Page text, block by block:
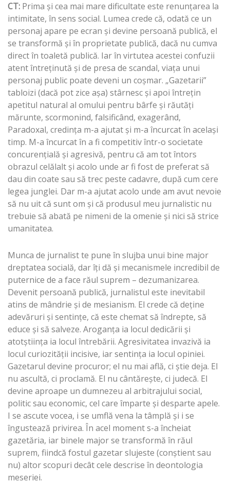
CT: Prima şi cea mai mare dificultate este renunţarea la
intimitate, în sens social. Lumea crede că, odată ce un
personaj apare pe ecran şi devine persoană publică, el
se transformă şi în proprietate publică, dacă nu cumva
direct în toaletă publică. Iar în virtutea acestei confuzii
atent întreţinută şi de presa de scandal, viaţa unui
personaj public poate deveni un coşmar. „Gazetarii”
tabloizi (dacă pot zice aşa) stârnesc şi apoi întreţin
apetitul natural al omului pentru bârfe şi răutăţi
mărunte, scormonind, falsificând, exagerând,
Paradoxal, credinţa m-a ajutat şi m-a încurcat în acelaşi
timp. M-a încurcat în a fi competitiv într-o societate
concurenţială şi agresivă, pentru că am tot întors
obrazul celălalt şi acolo unde ar fi fost de preferat să
dau din coate sau să trec peste cadavre, după cum cere
legea junglei. Dar m-a ajutat acolo unde am avut nevoie
să nu uit că sunt om şi că produsul meu jurnalistic nu
trebuie să abată pe nimeni de la omenie şi nici să strice
umanitatea.
Munca de jurnalist te pune în slujba unui bine major
dreptatea socială, dar îţi dă şi mecanismele incredibil de
puternice de a face răul suprem – dezumanizarea.
Devenit persoană publică, jurnalistul este inevitabil
atins de mândrie şi de mesianism. El crede că deţine
adevăruri şi sentinţe, că este chemat să îndrepte, să
educe şi să salveze. Aroganţa ia locul dedicării şi
atotştiinţa ia locul întrebării. Agresivitatea invazivă ia
locul curiozităţii incisive, iar sentinţa ia locul opiniei.
Gazetarul devine procuror; el nu mai află, ci ştie deja. El
nu ascultă, ci proclamă. El nu cântăreşte, ci judecă. El
devine aproape un dumnezeu al arbitrajului social,
politic sau economic, cel care împarte şi desparte apele.
I se ascute vocea, i se umflă vena la tâmplă şi i se
îngustează privirea. În acel moment s-a încheiat
gazetăria, iar binele major se transformă în răul
suprem, fiindcă fostul gazetar slujeste (conştient sau
nu) altor scopuri decât cele descrise în deontologia
meseriei.